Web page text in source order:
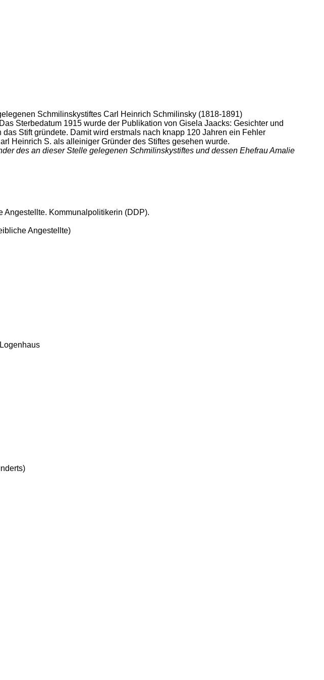
Schmilinskystiftes Carl Heinrich Schmilinsky (1818-1891)
Sterbedatum 1915 wurde der Publikation von Gisela Jaacks: Gesichter und
Stift gründete. Damit wird erstmals nach knapp 120 Jahren ein Fehler
Heinrich S. als alleiniger Gründer des Stiftes gesehen wurde.
des an dieser Stelle gelegenen Schmilinskystiftes und dessen Ehefrau Amalie
Angestellte. Kommunalpolitikerin (DDP).
Angestellte)